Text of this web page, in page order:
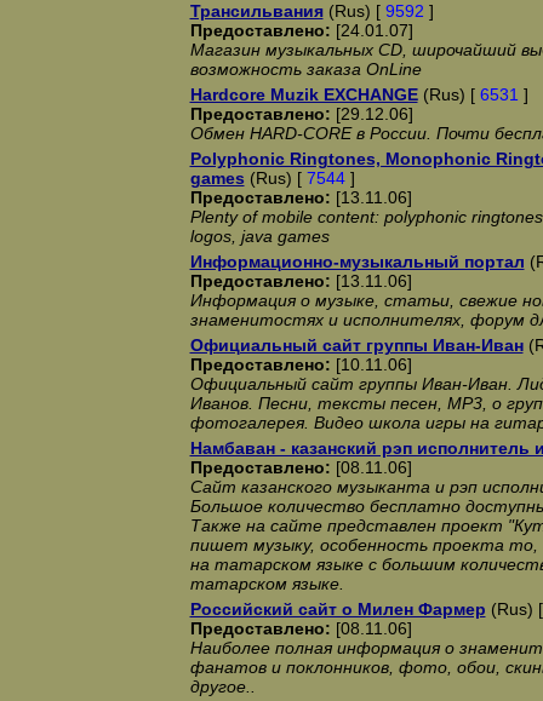
Трансильвания(Rus) [ 9592 ]
Предоставлено: [24.01.07]
Магазин музыкальных CD, широчайший
возможность заказа OnLine
Hardcore Muzik EXCHANGE(Rus) [ 6531 ]
Предоставлено: [29.12.06]
Обмен HARD-CORE в России. Почти
Polyphonic Ringtones, Monophonic
games (Rus) [ 7544]
Предоставлено: [13.11.06]
Plenty of mobile content: polyphonic
logos, java games
Информационно-музыкальный портал
Предоставлено: [13.11.06]
Информация о музыке, статьи, свежие
знаменитостях и исполнителях, форум
Официальный сайт группы Иван-Иван
Предоставлено: [10.11.06]
Официальный сайт группы Иван-Иван.
Иванов. Песни, тексты песен, МР3, о
фотогалерея. Видео школа игры на
Намбаван - казанский рэп исполнитель
Предоставлено: [08.11.06]
Сайт казанского музыканта и рэп
Большое количество бесплатно
Также на сайте представлен проект
пишет музыку, особенность проекта
на татарском языке с большим
татарском языке.
Российский сайт о Милен Фармер (Rus)
Предоставлено: [08.11.06]
Наиболее полная информация о
фанатов и поклонников, фото, обои,
другое..